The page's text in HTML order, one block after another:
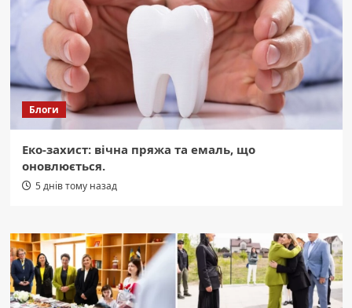
Блоги
Еко-захист: вічна пряжа та емаль, що
оновлюється.
5 днів тому назад